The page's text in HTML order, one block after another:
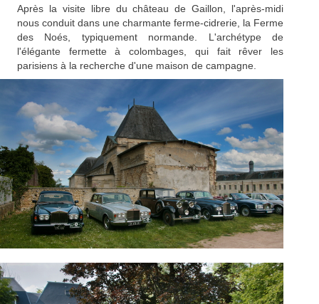
Après la visite libre du château de Gaillon, l'après-midi
nous conduit dans une charmante ferme-cidrerie, la Ferme
des Noés, typiquement normande. L'archétype de
l'élégante fermette à colombages, qui fait rêver les
parisiens à la recherche d'une maison de campagne.